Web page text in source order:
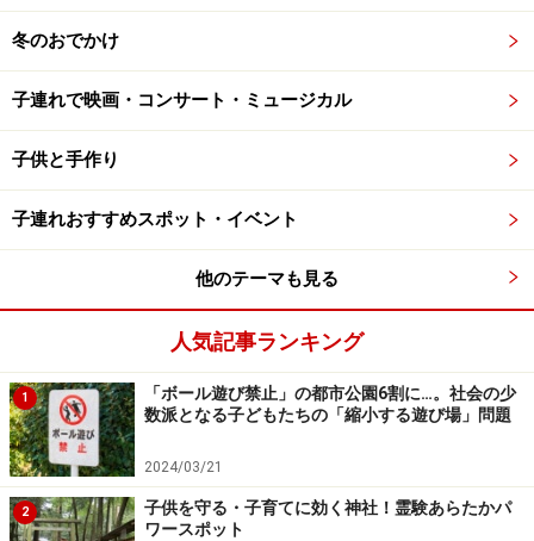
冬のおでかけ
子連れで映画・コンサート・ミュージカル
子供と手作り
子連れおすすめスポット・イベント
他のテーマも見る
人気記事ランキング
1
「ボール遊び禁止」の都市公園6割に…。社会の少
数派となる子どもたちの「縮小する遊び場」問題
2024/03/21
2
子供を守る・子育てに効く神社！霊験あらたかパ
ワースポット